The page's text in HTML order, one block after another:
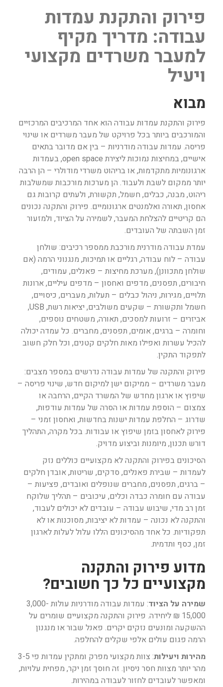
פירוק והתקנת עמדות
עבודה: מדריך מקיף
למעבר משרדים מקצועי
ויעיל
מבוא
פירוק והתקנת עמדות עבודה הוא אחד המרכיבים המרכזיים
והמורכבים ביותר בכל פרויקט של מעבר משרדים או שינוי
פריסה. עמדות עבודה מודרניות – בין אם מדובר בתאים
אישיים, במחיצות נמוכות ליצירת open space, בעמדות
ארגונומיות מתקדמות, או בריהוט משרדי מודולרי – הן הרבה
יותר ממקום לשבת ולעבוד. הן מערכות מורכבות שמשלבות
ריהוט, מבנה, כבלים, חשמל, תקשורת, ולעתים קרובות גם
אחסון, תאורה ואלמנטים ארגונומיים. פירוק והתקנה נכונים
הם קריטיים להצלחת המעבר, לשמירה על הציוד, ולמזעור
זמן השבתה של העובדים.
עמדת עבודה מודרנית מורכבת ממספר רכיבים: שולחן
עבודה – לוח עבודה, רגליים או תמיכות, מנגנוני הרמה (אם
שולחן מתכוונן), מערכת מחיצות – פאנלים, עמודים,
חיבורים, תפסנים, מדפים ואחסון – מדפים עיליים, ארונות
תלויים, מגירות, ניהול כבלים – תעלות, מעברים, כיסויים,
חשמל ותקשורת – שקעים משולבים, יציאות רשת, USB,
אביזרים – זרועות למסכים, תאורה, משטחים נוספים,
וחומרה – ברגים, אומים, תפסנים, מחברים. כל עמדה יכולה
להכיל עשרות ואפילו מאות חלקים קטנים, וכל חלק חשוב
לתפקוד התקין.
פירוק והתקנה של עמדות עבודה נדרשים במספר מצבים:
מעבר משרדים – ממיקום ישן למיקום חדש, שינוי פריסה –
שיפוץ או ארגון מחדש של המשרד הקיים, הרחבה או
צמצום – הוספת עמדות או הסרה של עמדות עודפות,
שדרוג – החלפת עמדות ישנות בחדשות, ואחסון זמני –
פירוק לאחסון בזמן שיפוץ או עבודות. בכל מקרה, התהליך
דורש תכנון, מיומנות וביצוע מדויק.
הסיכונים בפירוק והתקנה לא מקצועיים כוללים נזק
לעמדות – שבירת פאנלים, סדקים, שריטות, אובדן חלקים
– ברגים, תפסנים, מחברים שנופלים ואובדים, פציעות –
עבודה עם חומרה כבדה וכלים, עיכובים – תהליך שלוקח
זמן רב מדי, שיבוש עבודה – עובדים לא יכולים לעבוד,
והתקנה לא נכונה – עמדות לא יציבות, מסוכנות או לא
תפקודיות. כל אחד מהסיכונים הללו עלול לעלות לארגון
זמן, כסף ותדמית.
מדוע פירוק והתקנה
מקצועיים כל כך חשובים?
שמירה על הציוד
: עמדות עבודה מודרניות עולות 3,000-
15,000 ₪ ליחידה. פירוק והתקנה מקצועיים שומרים על
ההשקעה ומונעים נזקים יקרים. פאנל שבור או מנגנון
הרמה פגום עולים אלפי שקלים להחלפה.
מהירות ויעילות
: צוות מקצועי מפרק ומתקין עמדות פי 3-5
מהר יותר מצוות חסר ניסיון. זה חוסך זמן יקר, מפחית עלויות,
ומאפשר לעובדים לחזור לעבודה במהירות.